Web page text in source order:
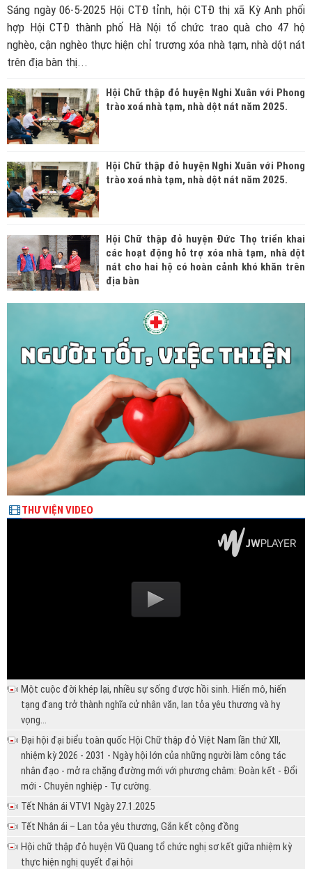
Sáng ngày 06-5-2025 Hội CTĐ tỉnh, hội CTĐ thị xã Kỳ Anh phối
hợp Hội CTĐ thành phố Hà Nội tổ chức trao quà cho 47 hộ
nghèo, cận nghèo thực hiện chỉ trương xóa nhà tạm, nhà dột nát
trên địa bàn thị...
Hội Chữ thập đỏ huyện Nghi Xuân với Phong
trào xoá nhà tạm, nhà dột nát năm 2025.
Hội Chữ thập đỏ huyện Nghi Xuân với Phong
trào xoá nhà tạm, nhà dột nát năm 2025.
Hội Chữ thập đỏ huyện Đức Thọ triển khai
các hoạt động hỗ trợ xóa nhà tạm, nhà dột
nát cho hai hộ có hoàn cảnh khó khăn trên
địa bàn
THƯ VIỆN VIDEO
Một cuộc đời khép lại, nhiều sự sống được hồi sinh. Hiến mô, hiến
tạng đang trở thành nghĩa cử nhân văn, lan tỏa yêu thương và hy
vọng...
Đại hội đại biểu toàn quốc Hội Chữ thập đỏ Việt Nam lần thứ XII,
nhiệm kỳ 2026 - 2031 - Ngày hội lớn của những người làm công tác
nhân đạo - mở ra chặng đường mới với phương châm: Đoàn kết - Đổi
mới - Chuyên nghiệp - Tự cường.
Tết Nhân ái VTV1 Ngày 27.1.2025
Tết Nhân ái – Lan tỏa yêu thương, Gắn kết cộng đồng
Hội chữ thập đỏ huyện Vũ Quang tổ chức nghị sơ kết giữa nhiệm kỳ
thực hiện nghị quyết đại hội